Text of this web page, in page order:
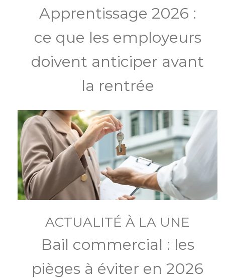
Apprentissage 2026 :
ce que les employeurs
doivent anticiper avant
la rentrée
ACTUALITÉ À LA UNE
Bail commercial : les
pièges à éviter en 2026